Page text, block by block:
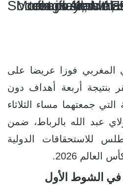
المغربي فوزا عريضا على
بنتيجة أربعة أهداف دون
التي جمعتهما مساء الثلاثاء
عبد الله بالرباط، ضمن
للاستحقاقات الدولية
2026.
في الشوط الأول